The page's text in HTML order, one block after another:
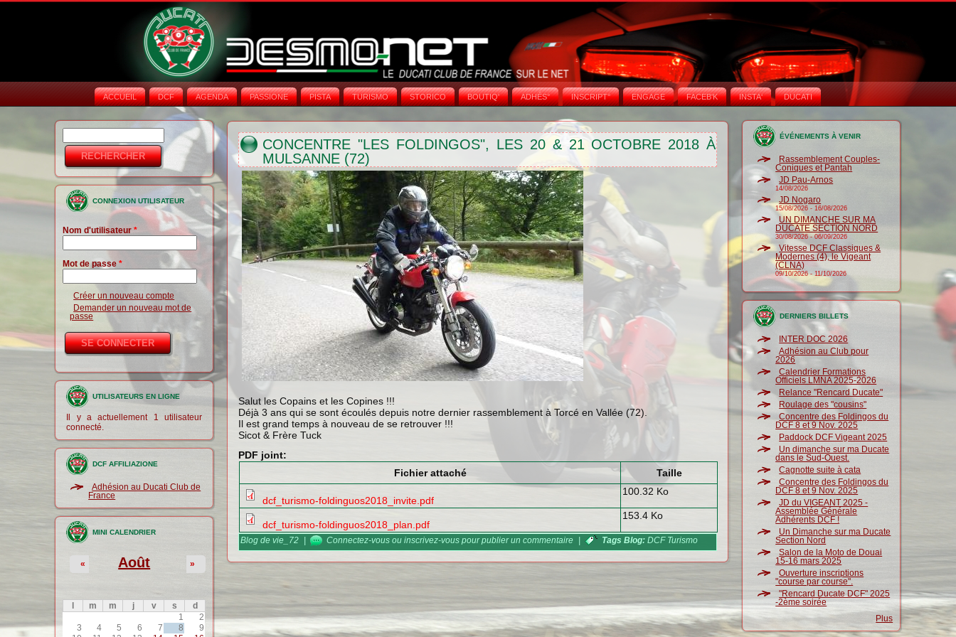
ACCUEIL DCF AGENDA PASSIONE PISTA TURISMO STORICO BOUTIQ' ADHÉS° INSCRIPT° ENGAGE FACEB'K INSTA‘ DUCATI
Formulaire de
recherche
CONNEXION UTILISATEUR
Nom d'utilisateur*
Mot de passe*
Créer un nouveau compte
Demander un nouveau mot de
passe
UTILISATEURS EN LIGNE
Il y a actuellement 1 utilisateur
connecté.
DCF AFFILIAZIONE
Adhésion au Ducati Club de
France
MINI CALENDRIER
Août
« »
m m j v s
d
1
2
3
4 5 6 7 8
9
CONCENTRE "LES FOLDINGOS", LES 20 & 21 OCTOBRE 2018 À
MULSANNE (72)
Salut les Copains et les Copines !!!
Déjà 3 ans qui se sont écoulés depuis notre dernier rassemblement à Torcé en Vallée (72).
Il est grand temps à nouveau de se retrouver !!!
Sicot & Frère Tuck
PDF joint:
Fichier attaché
Taille
dcf_turismo-foldinguos2018_invite.pdf
100.32 Ko
dcf_turismo-foldinguos2018_plan.pdf
153.4 Ko
Blog de vie_72 | Connectez-vous ouinscrivez-vous pour publier un commentaire | Tags Blog:DCF Turismo
ÉVÉNEMENTS À VENIR
Rassemblement Couples-
Coniques et Pantah
JD Pau-Arnos
14/08/2026
JD Nogaro
15/08/2026 -16/08/2026
UN DIMANCHE SUR MA
DUCATE SECTION NORD
30/08/2026-06/09/2026
Vitesse DCF Classiques &
Modernes (4), le Vigeant
(CLNA)
09/10/2026-11/10/2026
DERNIERS BILLETS
INTER DOC 2026
Adhésion au Club pour
2026
Calendrier Formations
Officiels LMNA 2025-2026
Relance "Rencard Ducate"
Roulage des "cousins"
Concentre des Foldingos du
DCF 8 et 9 Nov. 2025
Paddock DCF Vigeant 2025
Un dimanche sur ma Ducate
dans le Sud-Ouest.
Cagnotte suite à cata
Concentre des Foldingos du
DCF 8 et 9 Nov. 2025
JD du VIGEANT 2025 -
Assemblée Générale
Adhérents DCF !
Un Dimanche sur ma Ducate
Section Nord
Salon de la Moto de Douai
15-16 mars 2025
Ouverture inscriptions
"course par course".
"Rencard Ducate DCF" 2025
-2ème soirée
Plus